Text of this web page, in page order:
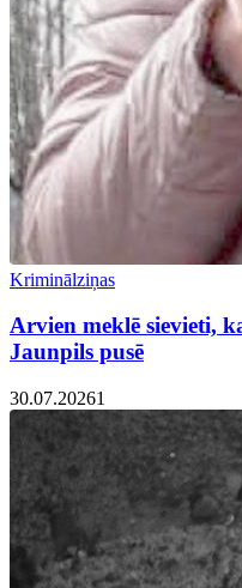
Kriminālziņas
Arvien meklē sievieti,
Jaunpils pusē
30.07.20261